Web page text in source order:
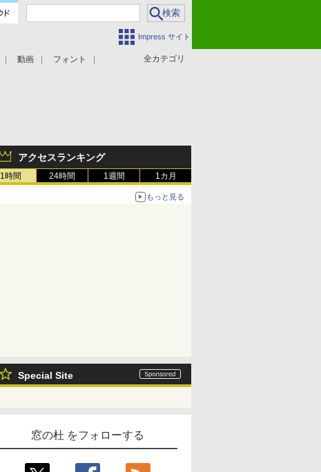
Impress サイト
全カテゴリ
動画 フォント
アクセスランキング
1時間 24時間 1週間 1カ月
もっと見る
Special Site
窓の杜 をフォローする